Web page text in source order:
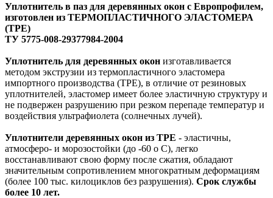
Уплотнитель в паз для деревянных окон с Европрофилем,
изготовлен из ТЕРМОПЛАСТИЧНОГО ЭЛАСТОМЕРА
(ТРЕ)
ТУ 5775-008-29377984-2004
Уплотнитель для деревянных окон изготавливается
методом экструзии из термопластичного эластомера
импортного производства (TPE), в отличие от резиновых
уплотнителей, эластомер имеет более эластичную структуру и
не подвержен разрушению при резком перепаде температур и
воздействия ультрафиолета (солнечных лучей).
Уплотнители деревянных окон из TPE - эластичны,
атмосферо- и морозостойки (до -60 о С), легко
восстанавливают свою форму после сжатия, обладают
значительным сопротивлением многократным деформациям
(более 100 тыс. килоциклов без разрушения). Срок службы
более 10 лет.